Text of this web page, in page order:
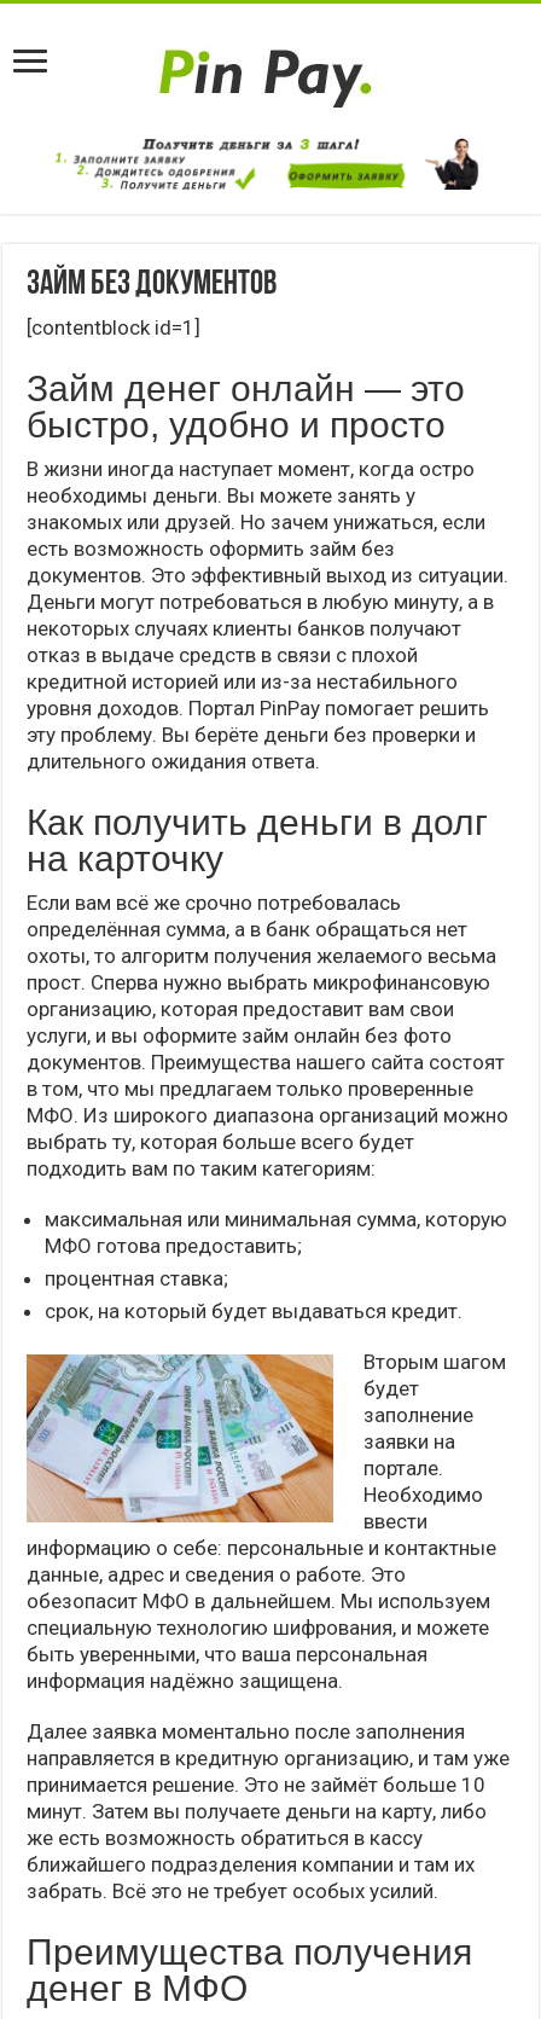
Займ без документов
[contentblock id=1]
Займ денег онлайн — это
быстро, удобно и просто
В жизни иногда наступает момент, когда остро
необходимы деньги. Вы можете занять у
знакомых или друзей. Но зачем унижаться, если
есть возможность оформить займ без
документов. Это эффективный выход из ситуации.
Деньги могут потребоваться в любую минуту, а в
некоторых случаях клиенты банков получают
отказ в выдаче средств в связи с плохой
кредитной историей или из-за нестабильного
уровня доходов. Портал PinPay помогает решить
эту проблему. Вы берёте деньги без проверки и
длительного ожидания ответа.
Как получить деньги в долг
на карточку
Если вам всё же срочно потребовалась
определённая сумма, а в банк обращаться нет
охоты, то алгоритм получения желаемого весьма
прост. Сперва нужно выбрать микрофинансовую
организацию, которая предоставит вам свои
услуги, и вы оформите займ онлайн без фото
документов. Преимущества нашего сайта состоят
в том, что мы предлагаем только проверенные
МФО. Из широкого диапазона организаций можно
выбрать ту, которая больше всего будет
подходить вам по таким категориям:
максимальная или минимальная сумма, которую
МФО готова предоставить;
процентная ставка;
срок, на который будет выдаваться кредит.
Вторым шагом
будет
заполнение
заявки на
портале.
Необходимо
ввести
информацию о себе: персональные и контактные
данные, адрес и сведения о работе. Это
обезопасит МФО в дальнейшем. Мы используем
специальную технологию шифрования, и можете
быть уверенными, что ваша персональная
информация надёжно защищена.
Далее заявка моментально после заполнения
направляется в кредитную организацию, и там уже
принимается решение. Это не займёт больше 10
минут. Затем вы получаете деньги на карту, либо
же есть возможность обратиться в кассу
ближайшего подразделения компании и там их
забрать. Всё это не требует особых усилий.
Преимущества получения
денег в МФО